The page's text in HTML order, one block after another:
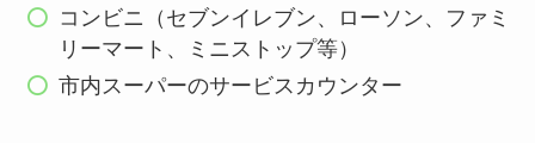
コンビニ（セブンイレブン、ローソン、ファミ
リーマート、ミニストップ等）
市内スーパーのサービスカウンター